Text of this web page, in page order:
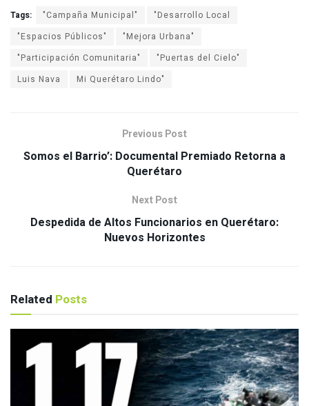
Tags: "Campaña Municipal"
"Desarrollo Local
"Espacios Públicos"
"Mejora Urbana"
"Participación Comunitaria"
"Puertas del Cielo"
Luis Nava
Mi Querétaro Lindo"
Previous Post
Somos el Barrio’: Documental Premiado Retorna a
Querétaro
Next Post
Despedida de Altos Funcionarios en Querétaro:
Nuevos Horizontes
Related Posts